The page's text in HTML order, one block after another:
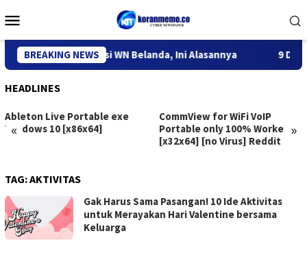
to
Menu
BREAKING NEWS
Kediri Deportasi WN Belanda, Ini Alasannya 9 Desa di
HEADLINES
« »
Ableton Live Portable exe
Windows 10 [x86x64]
CommView for WiFi VoIP
Portable only 100% Worked
[x32x64] [no Virus] Reddit
TAG:AKTIVITAS
Gak Harus Sama Pasangan! 10 Ide Aktivitas
untuk Merayakan Hari Valentine bersama
Keluarga